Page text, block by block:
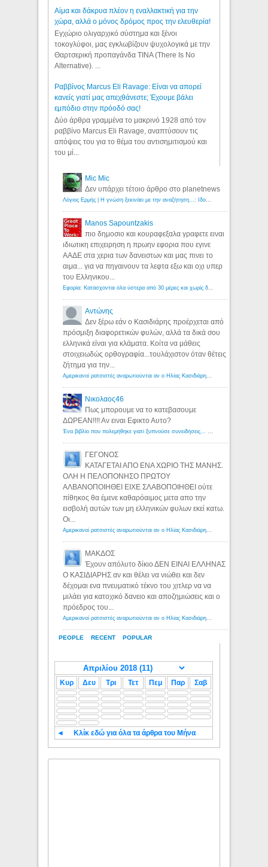
Αίμα και δάκρυα πλέον η εναλλακτική για την
χώρα, αλλά ο μόνος δρόμος προς την ελευθερία!
Εγχώριο ολιγαρχικό σύστημα και ξένοι
τοκογλύφοι, μας εγκλωβίζουν ψυχολογικά με την
Θαρτσερική προπαγάνδα TINA (There Is No
Alternative). ...
Ραββίνος Marcus Eli Ravage: Είναι να απορεί
κανείς γιατί μας απεχθάνεστε; Έχουμε βάλει
εμπόδιο στην πρόοδό σας!
Δύο άρθρα γραμμένα το μακρινό 1928 από τον
ραββίνο Marcus Eli Ravage, αναπτύσουν τις
απόψεις του για το θέμα του αντισημιτισμού και
του μί...
PEOPLE RECENT POPULAR
Mic Mic
Δεν υπάρχει τέτοιο άρθρο στο planetnews
Λόγιος Ερμής | Η γνώση ξεκινάει με την αναζήτηση...: Ιδού οι 18 που χρωστούν 11 δις ευρώ!
Manos Sapountzakis
πιο δημοσιο και κουραφεξαλα γραφετε ειναι
ιδιωτικη επιχειρηση η πρωην εφορια που εγινε
ΑΑΔΕ στα χερια των δανειστων και μας πινει το
αιμα... για να πηγαινουν τα λεφτα εξω και οχι υπερ
του Ελληνικου...
Εφορία: Κατάσχονται όλα ύστερα από 30 μέρες και χωρίς δικαστικές αποφάσεις - Λόγιος Ερμής
Αντώνης
Δεν ξέρω εάν ο Κασιδιάρης προέρχεται από
πρόσμιξη διαφορετικών φυλών, αλλά τα δικά σου
ελληνικά είναι για κλάματα. Κοίτα να μάθεις
στοιχειωδώς ορθογραφία...τουλάχιστον όταν θέτεις
ζήτημα για την...
Αμερικανοί ρατσιστές αναρωτιούνται αν ο Ηλίας Κασιδιάρης ανήκει στη λευκή φυλή... - Λόγιος Ερμής
Νικολαος46
Πως μπορουμε να το κατεβασουμε
ΔΩΡΕΑΝ!!!! Αν ειναι Εφικτο Αυτο?
Ένα βιβλίο που πολεμήθηκε γιατί ξυπνούσε συνειδήσεις... - Λόγιος Ερμής | Η γνώση ξεκινάει με την αναζήτηση...
ΓΕΓΟΝΟΣ
ΚΑΤΑΓΕΤΑΙ ΑΠΟ ΕΝΑ ΧΩΡΙΟ ΤΗΣ ΜΑΝΗΣ.
ΟΛΗ Η ΠΕΛΟΠΟΝΗΣΟ ΠΡΩΤΟΥ
ΑΛΒΑΝΟΠΟΙΗΘΕΙ ΕΙΧΕ ΣΛΑΒΟΠΟΙΗΘΕΙ ούτε
πίθηκος θα έμενε καθαρόαιμος μετα απο την
εισβολή αυτών των μη ελληνικών φυλων εκεί κατω.
Οι...
Αμερικανοί ρατσιστές αναρωτιούνται αν ο Ηλίας Κασιδιάρης ανήκει στη λευκή φυλή... - Λόγιος Ερμής
ΜΑΚΔΟΣ
Έχουν απόλυτο δίκιο ΔΕΝ ΕΙΝΑΙ ΕΛΛΗΝΑΣ
Ο ΚΑΣΙΔΙΑΡΗΣ αν και θέλει να νιώθει και δεν
δέχομαι ενα πνευματικό τέκνο του χιτλερ να να
μιλάει για κατοχικό δανειο και αποζημιώσεις και ο
πρόεδρος του...
Αμερικανοί ρατσιστές αναρωτιούνται αν ο Ηλίας Κασιδιάρης ανήκει στη λευκή φυλή... - Λόγιος Ερμής
Κυρ Δευ Τρι Τετ Πεμ Παρ Σαβ
◄ Κλίκ εδώ για όλα τα άρθρα του Μήνα